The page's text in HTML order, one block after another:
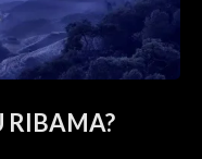
RIBAMA?